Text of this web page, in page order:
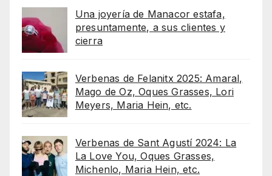
Una joyería de Manacor estafa,
presuntamente, a sus clientes y
cierra
Verbenas de Felanitx 2025: Amaral,
Mago de Oz, Oques Grasses, Lori
Meyers, Maria Hein, etc.
Verbenas de Sant Agustí 2024: La
La Love You, Oques Grasses,
Michenlo, Maria Hein, etc.